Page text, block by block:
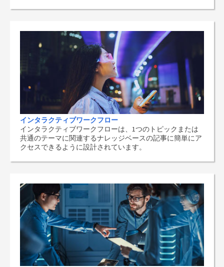
インタラクティブワークフロー
インタラクティブワークフローは、1つのトピックまたは
共通のテーマに関連するナレッジベースの記事に簡単にア
クセスできるように設計されています。